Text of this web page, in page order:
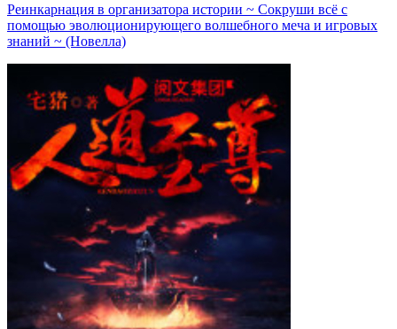
Реинкарнация в организатора истории ~ Сокруши всё с
помощью эволюционирующего волшебного меча и игровых
знаний ~ (Новелла)